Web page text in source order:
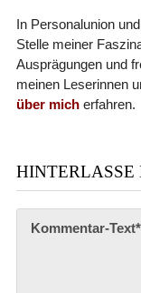
In Personalunion
Stelle meiner
Ausprägungen und
meinen Leserinnen
über micherfahren.